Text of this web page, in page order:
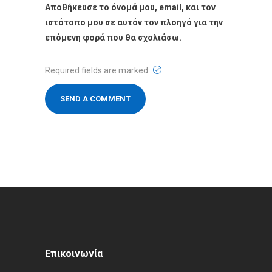
Αποθήκευσε το όνομά μου, email, και τον
ιστότοπο μου σε αυτόν τον πλοηγό για την
επόμενη φορά που θα σχολιάσω.
Required fields are marked
Επικοινωνία